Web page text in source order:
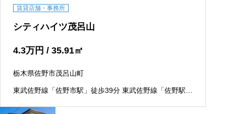
賃貸店舗・事務所
シティハイツ茂呂山
4.3万円 / 35.91㎡
栃木県佐野市茂呂山町
東武佐野線「佐野市駅」徒歩39分 東武佐野線「佐野駅」